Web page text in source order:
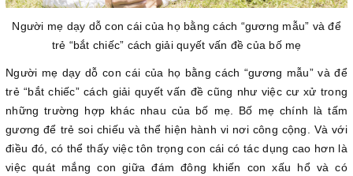
Người mẹ dạy dỗ con cái của họ bằng cách “gương mẫu” và để
trẻ “bắt chiếc” cách giải quyết vấn đềcủa bố mẹ
Người mẹ dạy dỗ con cái của họ bằng cách “gương mẫu” và để
trẻ “bắt chiếc” cách giải quyết vấn đề cũng như việc cư xử trong
những trường hợp khác nhau của bố mẹ. Bố mẹ chính là tấm
gương để trẻ soi chiếu và thể hiện hành vi nơi công cộng. Và với
điều đó, có thể thấy việc tôn trọng con cái có tác dụng cao hơn là
việc quát mắng con giữa đám đông khiến con xấu hổ và có